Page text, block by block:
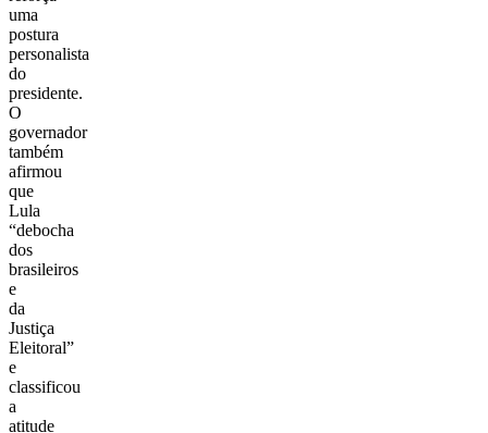
uma
postura
personalista
do
presidente.
O
governador
também
afirmou
que
Lula
“debocha
dos
brasileiros
e
da
Justiça
Eleitoral”
e
classificou
a
atitude